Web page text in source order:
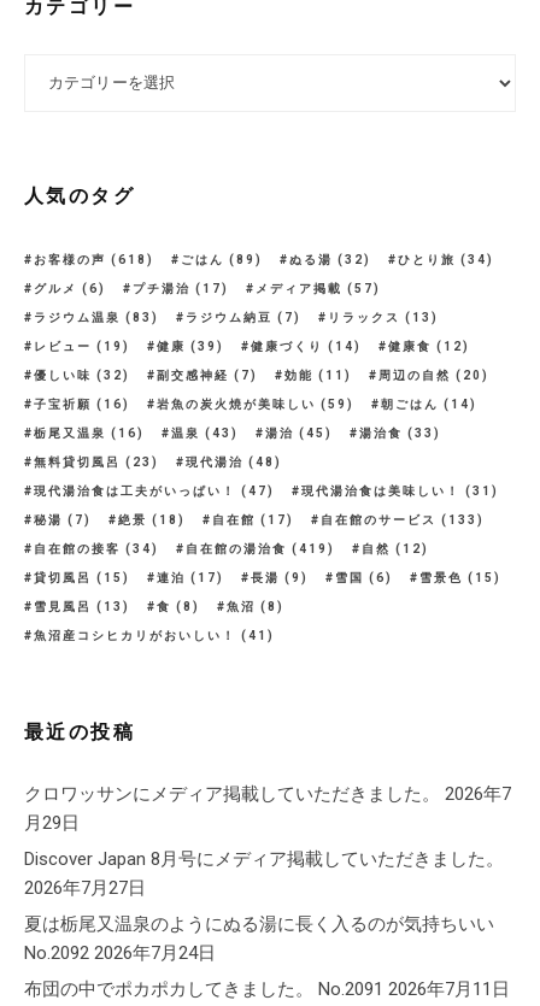
カテゴリー
人気のタグ
お客様の声 (618) ごはん (89) ぬる湯 (32) ひとり旅 (34)
グルメ (6) プチ湯治 (17) メディア掲載 (57)
ラジウム温泉 (83) ラジウム納豆 (7) リラックス (13)
レビュー (19) 健康 (39) 健康づくり (14) 健康食 (12)
優しい味 (32) 副交感神経 (7) 効能 (11) 周辺の自然 (20)
子宝祈願 (16) 岩魚の炭火焼が美味しい (59) 朝ごはん (14)
栃尾又温泉 (16) 温泉 (43) 湯治 (45) 湯治食 (33)
無料貸切風呂 (23) 現代湯治 (48)
現代湯治食は工夫がいっぱい！ (47) 現代湯治食は美味しい！ (31)
秘湯 (7) 絶景 (18) 自在館 (17) 自在館のサービス (133)
自在館の接客 (34) 自在館の湯治食 (419) 自然 (12)
貸切風呂 (15) 連泊 (17) 長湯 (9) 雪国 (6) 雪景色 (15)
雪見風呂 (13) 食 (8) 魚沼 (8)
魚沼産コシヒカリがおいしい！ (41)
最近の投稿
クロワッサンにメディア掲載していただきました。
2026年7
月29日
Discover Japan 8月号にメディア掲載していただきました。
2026年7月27日
夏は栃尾又温泉のようにぬる湯に長く入るのが気持ちいい
No.2092 2026年7月24日
布団の中でポカポカしてきました。 No.2091 2026年7月11日